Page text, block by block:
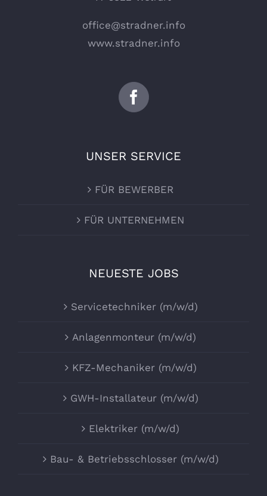
office@stradner.info
www.stradner.info
UNSER SERVICE
FÜR BEWERBER
FÜR UNTERNEHMEN
NEUESTE JOBS
Servicetechniker (m/w/d)
Anlagenmonteur (m/w/d)
KFZ-Mechaniker (m/w/d)
GWH-Installateur (m/w/d)
Elektriker (m/w/d)
Bau- & Betriebsschlosser (m/w/d)